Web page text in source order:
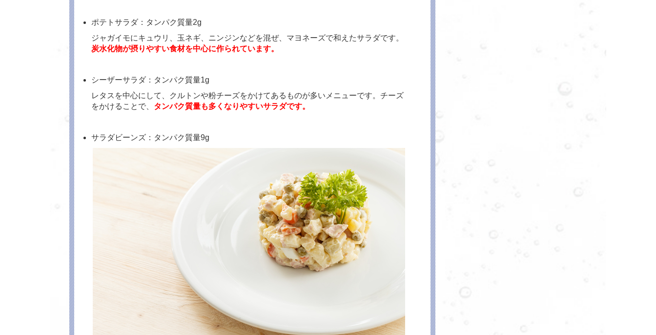
ポテトサラダ：タンパク質量2g
ジャガイモにキュウリ、玉ネギ、ニンジンなどを混ぜ、マヨネーズで和えたサラダです。
炭水化物が摂りやすい食材を中心に作られています。
シーザーサラダ：タンパク質量1g
レタスを中心にして、クルトンや粉チーズをかけてあるものが多いメニューです。チーズ
をかけることで、 タンパク質量も多くなりやすいサラダです。
サラダビーンズ：タンパク質量9g